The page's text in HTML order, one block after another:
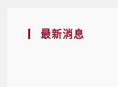
最新消息